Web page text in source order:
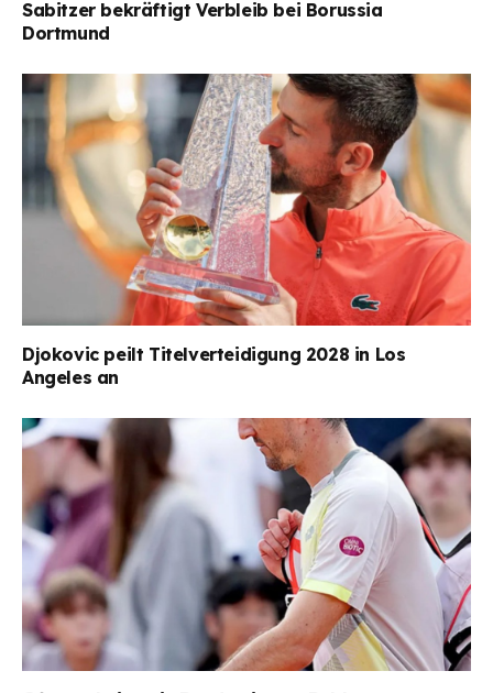
Sabitzer bekräftigt Verbleib bei Borussia
Dortmund
Djokovic peilt Titelverteidigung 2028 in Los
Angeles an